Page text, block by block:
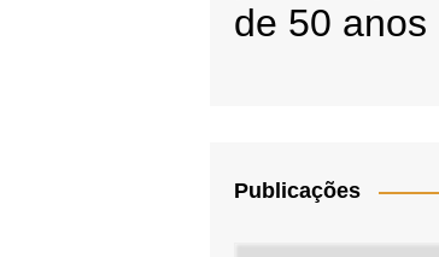
de 50 anos
Publicações